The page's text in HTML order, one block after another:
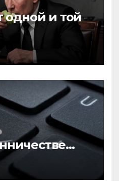
одной и той
содействие